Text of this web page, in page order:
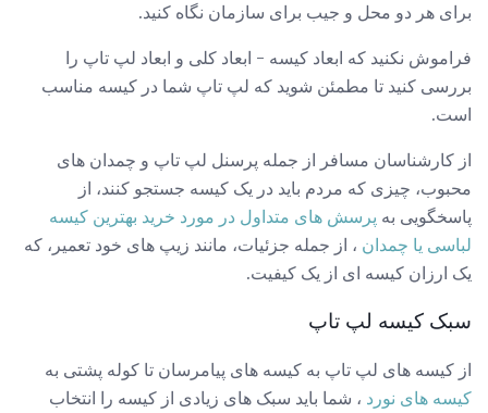
برای هر دو محل و جیب برای سازمان نگاه کنید.
فراموش نکنید که ابعاد کیسه - ابعاد کلی و ابعاد لپ تاپ را
بررسی کنید تا مطمئن شوید که لپ تاپ شما در کیسه مناسب
است.
از کارشناسان مسافر از جمله پرسنل لپ تاپ و چمدان های
محبوب، چیزی که مردم باید در یک کیسه جستجو کنند، از
پاسخگویی به پرسش های متداول در مورد خرید بهترین کیسه
لباسی یا چمدان ، از جمله جزئیات، مانند زیپ های خود تعمیر، که
یک ارزان کیسه ای از یک کیفیت.
سبک کیسه لپ تاپ
از کیسه های لپ تاپ به کیسه های پیامرسان تا کوله پشتی به
کیسه های نورد ، شما باید سبک های زیادی از کیسه را انتخاب